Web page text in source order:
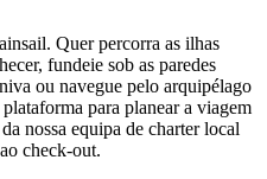
Quer percorra as ilhas
fundeie sob as paredes
ou navegue pelo arquipélago
para planear a viagem
nossa equipa de charter local
check-out.